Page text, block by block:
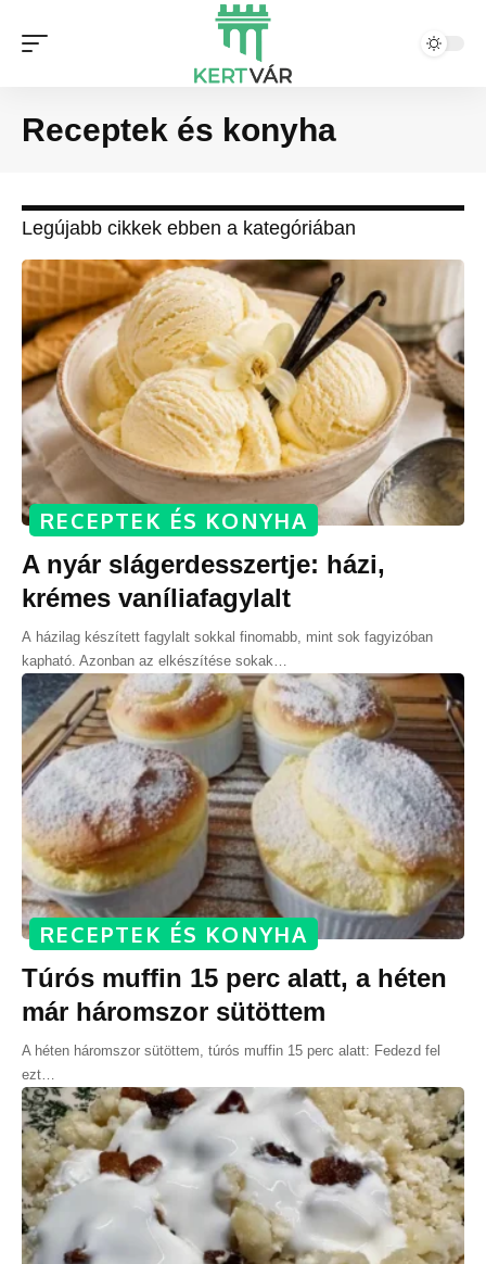
Receptek és konyha
Legújabb cikkek ebben a kategóriában
RECEPTEK ÉS KONYHA
A nyár slágerdesszertje: házi,
krémes vaníliafagylalt
A házilag készített fagylalt sokkal finomabb, mint sok fagyizóban
kapható. Azonban az elkészítése sokak
RECEPTEK ÉS KONYHA
Túrós muffin 15 perc alatt, a héten
már háromszor sütöttem
A héten háromszor sütöttem, túrós muffin 15 perc alatt: Fedezd fel
ezt